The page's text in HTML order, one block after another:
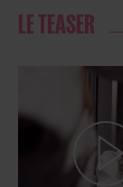
LE TEASER